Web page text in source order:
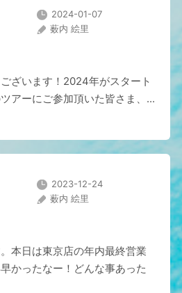
2024-01-07
薮内 絵里
ざいます！2024年がスタート
アーにご参加頂いた皆さま、...
2023-12-24
薮内 絵里
本日は東京店の年内最終営業
かったなー！どんな事あった